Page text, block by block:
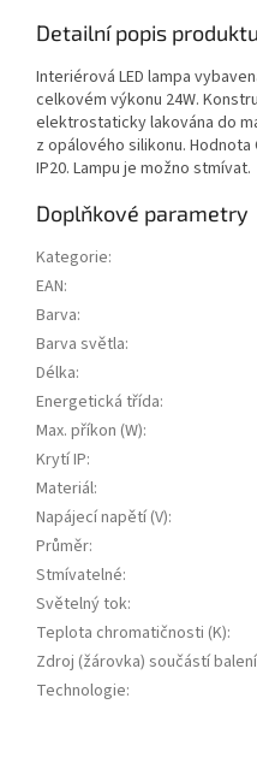
Detailní popis produktu
Interiérová LED lampa
celkovém výkonu 24W.
elektrostaticky lakována do
z opálového silikonu.
IP20. Lampu je možno stmívat.
Doplňkové parametry
Kategorie:
EAN:
Barva:
Barva světla:
Délka:
Energetická třída:
Max. příkon (W):
Krytí IP:
Materiál:
Napájecí napětí (V):
Průměr:
Stmívatelné:
Světelný tok:
Teplota chromatičnosti (K):
Zdroj (žárovka) součástí balení
Technologie: